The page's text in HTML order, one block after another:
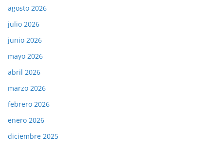
agosto 2026
julio 2026
junio 2026
mayo 2026
abril 2026
marzo 2026
febrero 2026
enero 2026
diciembre 2025